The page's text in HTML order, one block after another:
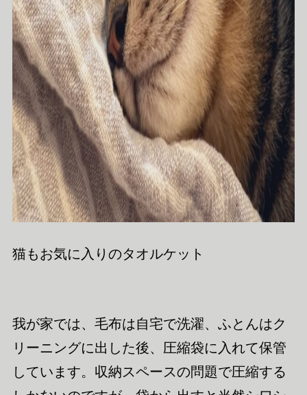
猫もお気に入りのタオルケット
我が家では、毛布は自宅で洗濯、ふとんはク
リーニングに出した後、圧縮袋に入れて保管
しています。収納スペースの問題で圧縮する